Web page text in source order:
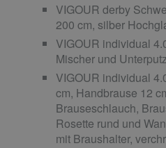
VIGOUR derby
200 cm, silber
VIGOUR individual
Mischer und
VIGOUR individual
cm, Handbrause 12
Brauseschlauch,
Rosette rund und
mit Braushalter,